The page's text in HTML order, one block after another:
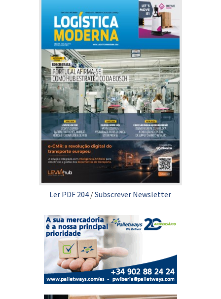
Ler PDF 204 /Subscrever Newsletter